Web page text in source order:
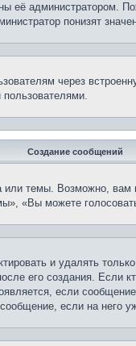
её
понизят
через
пользователями.
Создание сообщений
темы. Возможно, вам
«Вы можете
и удалять
его создания.
если
если на него